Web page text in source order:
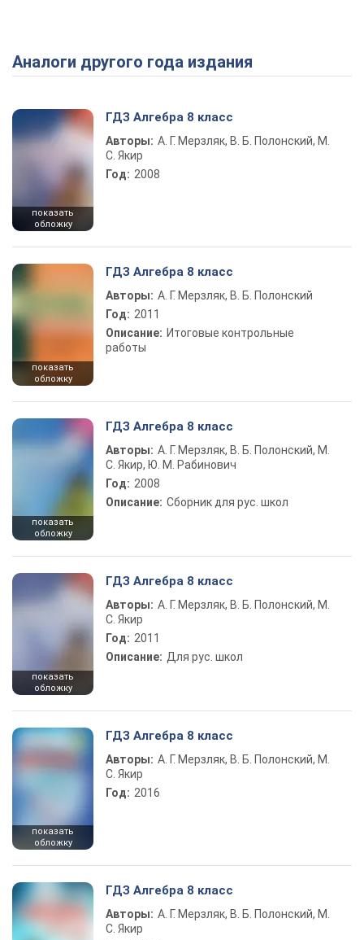
Play Video
Аналоги другого года издания
показать
обложку
ГДЗ Алгебра 8 класс
Авторы: А. Г. Мерзляк, В. Б. Полонский, М.
С. Якир
Год: 2008
показать
обложку
ГДЗ Алгебра 8 класс
Авторы: А. Г. Мерзляк, В. Б. Полонский
Год: 2011
Описание: Итоговые контрольные
работы
показать
обложку
ГДЗ Алгебра 8 класс
Авторы: А. Г. Мерзляк, В. Б. Полонский, М.
С. Якир, Ю. М. Рабинович
Год: 2008
Описание: Сборник для рус. школ
показать
обложку
ГДЗ Алгебра 8 класс
Авторы: А. Г. Мерзляк, В. Б. Полонский, М.
С. Якир
Год: 2011
Описание: Для рус. школ
показать
обложку
ГДЗ Алгебра 8 класс
Авторы: А. Г. Мерзляк, В. Б. Полонский, М.
С. Якир
Год: 2016
ГДЗ Алгебра 8 класс
Авторы: А. Г. Мерзляк, В. Б. Полонский, М.
С. Якир